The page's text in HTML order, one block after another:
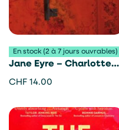
En stock (2 à 7 jours ouvrables)
Jane Eyre – Charlotte
Brontë
CHF 14.00